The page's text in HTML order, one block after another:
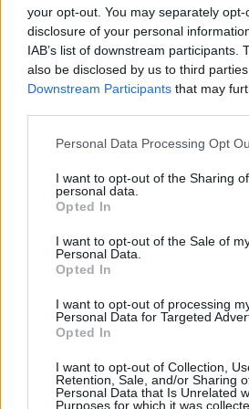
your opt-out. You may separately
disclosure of your personal
IAB’s list of downstream participants.
also be disclosed by us to third
Downstream Participants that may
Personal Data Processing Opt
I want to opt-out of the Sharing
personal data.
Opted In
I want to opt-out of the Sale of
Personal Data.
Opted In
I want to opt-out of processing
Personal Data for Targeted
Opted In
I want to opt-out of Collection,
Retention, Sale, and/or Sharing
Personal Data that Is Unrelated
Purposes for which it was
Η αγορά κατοικίας –ειδικότερα
μονοκατοικίες (single-family
υποδομής εξακολούθησαν να
αγορά, ενώ ο κλάδος εμπορικών
ακινήτων σημείωσε κάμψη,
μακροοικονομικών συνθηκών
ζήτηση στην αγορά κατοικίας
υψηλά επίπεδα λόγω των
περιορισμένου αριθμού
κατοικιών.
Στη Φλόριντα και στις
περιοχές, οι αγορές
καλών συνθηκών αγοράς τόσο